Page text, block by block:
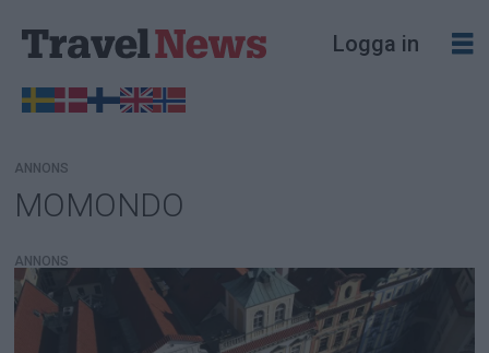
Logga in
Tag:
momondo
ANNONS
MOMONDO
ANNONS